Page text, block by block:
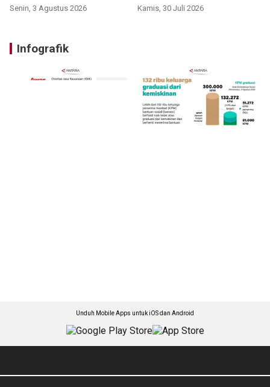
Senin, 3 Agustus 2026 Kamis, 30 Juli 2026
Infografik
Unduh Mobile Apps untuk iOS dan Android